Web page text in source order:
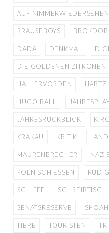
AUF NIMMERWIEDERSEHEN
BRAUSEBOYS
DADA DENKMAL
DIE GOLDENEN ZITRONEN
HALLERVORDEN HARTZ
HUGO BALL
JAHRESRÜCKBLICK
KRAKAU KRITIK
MAURENBRECHER NAZIS
POLNISCH ESSEN
SCHIFFE SCHREIBTISCH
SENATSRESERVE SHOAH
TIERE TOURISTEN